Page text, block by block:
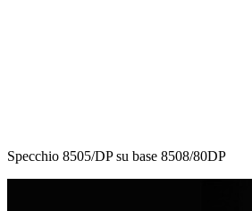
Specchio 8505/DP su base 8508/80DP